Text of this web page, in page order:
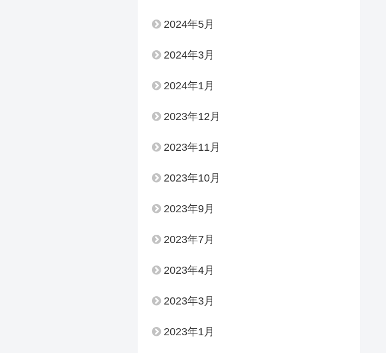
2024年5月
2024年3月
2024年1月
2023年12月
2023年11月
2023年10月
2023年9月
2023年7月
2023年4月
2023年3月
2023年1月